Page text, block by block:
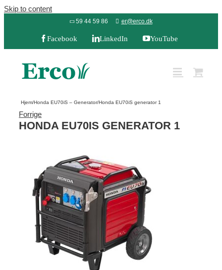
Skip to content
59 44 59 86 er@erco.dk
Facebook LinkedIn YouTube
Hjem/Honda EU70iS – Generator/Honda EU70iS generator 1
Forrige
HONDA EU70IS GENERATOR 1